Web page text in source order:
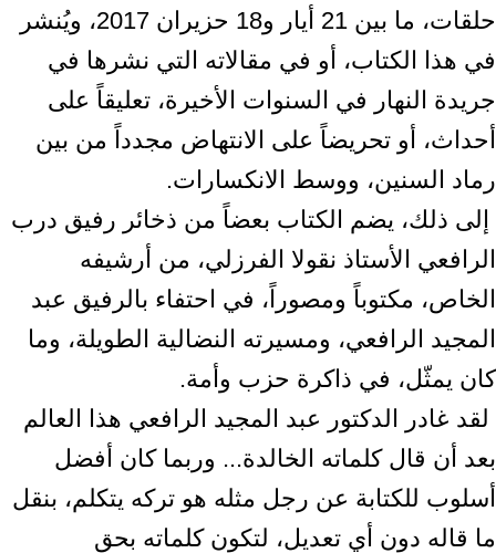
حلقات، ما بين 21 أيار و18 حزيران 2017، ويُنشر
في هذا الكتاب، أو ‏في مقالاته التي نشرها في
جريدة النهار في السنوات الأخيرة، تعليقاً على
أحداث، أو ‏تحريضاً على الانتهاض مجدداً من بين
رماد السنين، ووسط الانكسارات.‏ ‎
‎ إلى ذلك، يضم الكتاب بعضاً من ذخائر رفيق درب
الرافعي الأستاذ نقولا الفرزلي، من ‏أرشيفه
الخاص، مكتوباً ومصوراً، في احتفاء بالرفيق عبد
المجيد الرافعي، ومسيرته ‏النضالية الطويلة، وما
كان يمثّل، في ذاكرة حزب وأمة.‏ ‎
‎ لقد غادر الدكتور عبد المجيد الرافعي هذا العالم
بعد أن قال كلماته الخالدة... وربما كان ‏أفضل
أسلوب للكتابة عن رجل مثله هو تركه يتكلم، بنقل
ما قاله دون أي تعديل، لتكون ‏كلماته بحق